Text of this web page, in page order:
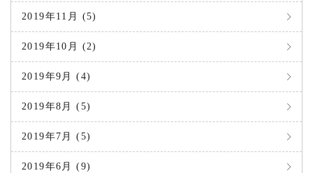
2019年11月 (5)
2019年10月 (2)
2019年9月 (4)
2019年8月 (5)
2019年7月 (5)
2019年6月 (9)